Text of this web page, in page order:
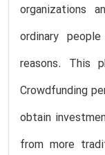
organizations
ordinary
reasons. This
Crowdfunding
obtain
from more